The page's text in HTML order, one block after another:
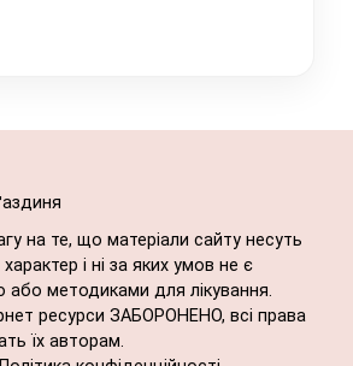
на те, що матеріали сайту несуть
і ні за яких умов не є
методиками для лікування.
ресурси ЗАБОРОНЕНО, всі права
їх авторам.